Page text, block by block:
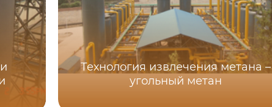
Технология извлечения метана –
угольный метан